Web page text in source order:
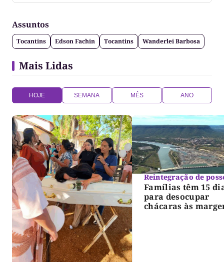
Tocantins
Assuntos
Tocantins Edson Fachin Tocantins Wanderlei Barbosa
Mais Lidas
HOJE SEMANA MÊS ANO
Reintegração de
Famílias têm 15
para desocupar
chácaras às